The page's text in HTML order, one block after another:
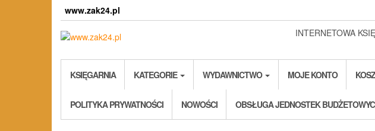
www.zak24.pl
INTERNETOWA
KSIĘGARNIA KATEGORIE WYDAWNICTWO MOJE KONTO
POLITYKA PRYWATNOŚCI NOWOŚCI OBSŁUGA JEDNOSTEK